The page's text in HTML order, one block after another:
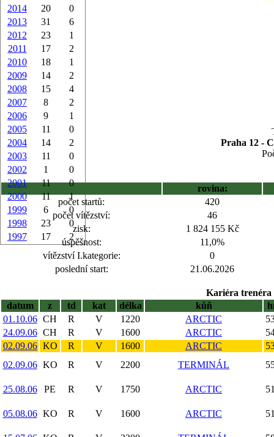
2014
20
0
2013
31
6
2012
23
1
2011
17
2
2010
18
1
2009
14
2
2008
15
4
2007
8
2
2006
9
1
2005
11
0
2004
14
2
2003
11
0
2002
1
0
2001
11
0
2000
11
1
1999
6
0
1998
23
0
1997
17 2
Praha 12 -
rovina:
počet startů:
420
počet vítězství:
46
zisk:
1 824 155 Kč
úspěšnost:
11,0%
vítězství I.kategorie:
0
poslední start:
21.06.2026
Kariéra trenéra
datum
z td kat délka kůň
01.10.06 CH R V 1220 ARCTIC
24.09.06 CH R V 1600 ARCTIC
02.09.06 KO R V 1600 ARCTIC
02.09.06 KO R V 2200 TERMINÁL
25.08.06 PE R V 1750 ARCTIC
05.08.06 KO R V 1600 ARCTIC